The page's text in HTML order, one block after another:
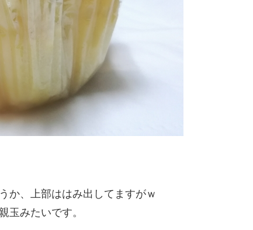
か、上部ははみ出してますがｗ
玉みたいです。